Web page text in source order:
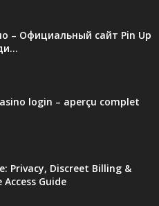
– Официальный сайт Pin Up
login – aperçu complet
Privacy, Discreet Billing &
Access Guide